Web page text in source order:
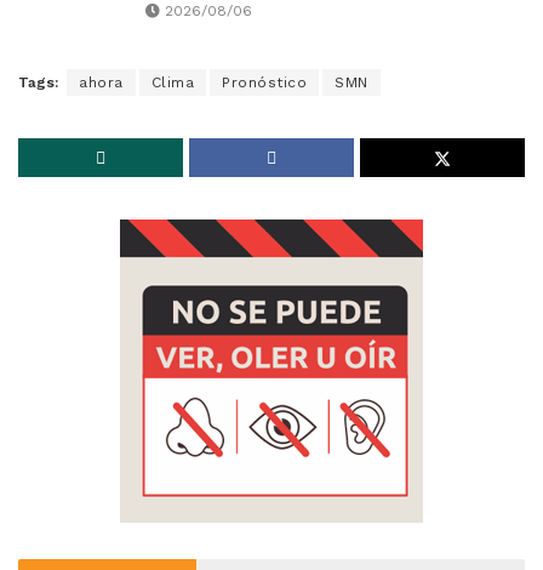
2026/08/06
Tags: ahora Clima Pronóstico SMN